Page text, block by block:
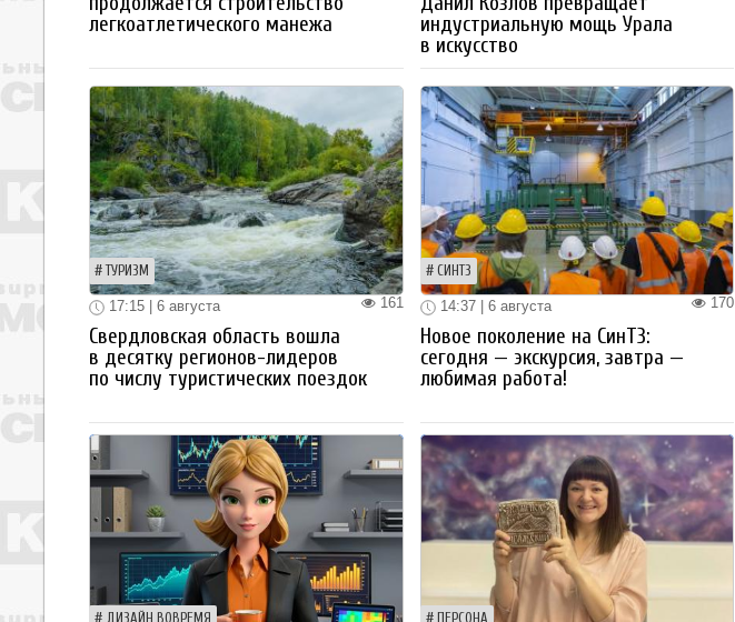
легкоатлетического манежа
индустриальную мощь Урала
в искусство
ТУРИЗМ
161
17:15 | 6 августа
Свердловская область вошла
в десятку регионов-лидеров
по числу туристических поездок
СИНТЗ
170
14:37 | 6 августа
Новое поколение на СинТЗ:
сегодня — экскурсия, завтра —
любимая работа!